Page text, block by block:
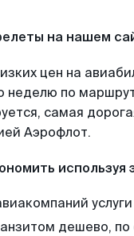
на нашем
цен на
неделю по
самая
Аэрофлот.
дешево, по